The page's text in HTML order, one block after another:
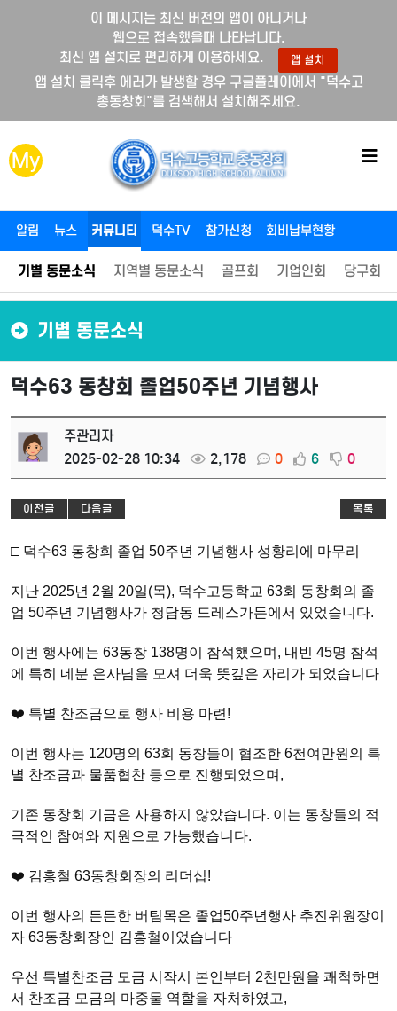
이 메시지는 최신 버전의 앱이 아니거나
웹으로 접속했을때 나타납니다.
최신 앱 설치로 편리하게 이용하세요.
앱 설치
앱 설치 클릭후 에러가 발생할 경우 구글플레이에서 "덕수고
총동창회"를 검색해서 설치해주세요.
My 메
튼
알림 뉴스 커뮤니티 덕수TV 참가신청 회비납부현황
기별 동문소식 지역별 동문소식 골프회 기업인회 당구회
기별 동문소식
덕수63 동창회 졸업50주년 기념행사
주관리자
2025-02-28 10:34
2,178 0 6 0
이전글 다음글 목록
□ 덕수63 동창회 졸업 50주년 기념행사 성황리에 마무리
지난 2025년 2월 20일(목), 덕수고등학교 63회 동창회의 졸
업 50주년 기념행사가 청담동 드레스가든에서 있었습니다.
이번 행사에는 63동창 138명이 참석했으며, 내빈 45명 참석
에 특히 네분 은사님을 모셔 더욱 뜻깊은 자리가 되었습니다
❤️ 특별 찬조금으로 행사 비용 마련!
이번 행사는 120명의 63회 동창들이 협조한 6천여만원의 특
별 찬조금과 물품협찬 등으로 진행되었으며,
기존 동창회 기금은 사용하지 않았습니다. 이는 동창들의 적
극적인 참여와 지원으로 가능했습니다.
❤️ 김흥철 63동창회장의 리더십!
이번 행사의 든든한 버팀목은 졸업50주년행사 추진위원장이
자 63동창회장인 김흥철이었습니다
우선 특별찬조금 모금 시작시 본인부터 2천만원을 쾌척하면
서 찬조금 모금의 마중물 역할을 자처하였고,